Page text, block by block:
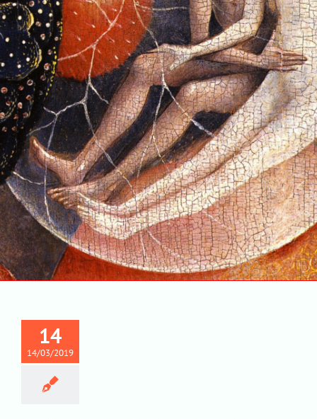
14
14/03/2019